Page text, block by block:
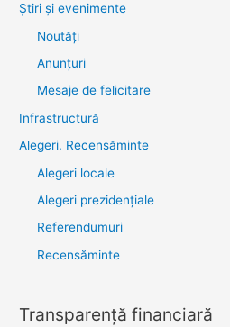
Știri şi evenimente
Noutăţi
Anunţuri
Mesaje de felicitare
Infrastructură
Alegeri. Recensăminte
Alegeri locale
Alegeri prezidențiale
Referendumuri
Recensăminte
Transparenţă financiară